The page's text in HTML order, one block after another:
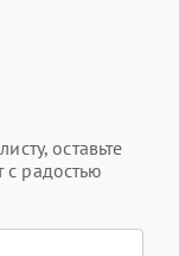
оставьте
радостью